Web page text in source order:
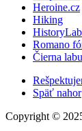
Heroine.cz
Hiking
HistoryLab
Romano
Čierna
Späť nahor
Copyright ©